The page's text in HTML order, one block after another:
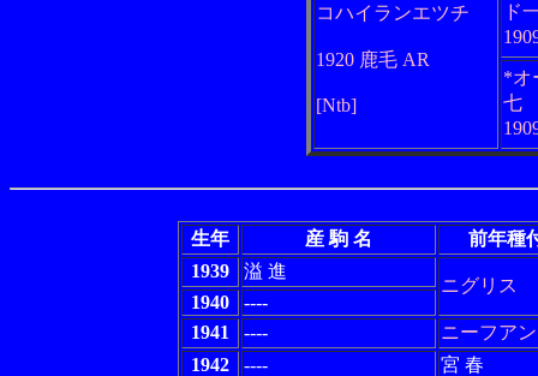
コハイランエツチ
1920 鹿毛 AR
[Ntb]
ド
*オ
七
生年 産 駒 名
前年種
1939
溢 進
ニグリス
1940
----
1941
----
ニーフアン
1942
----
宮 春